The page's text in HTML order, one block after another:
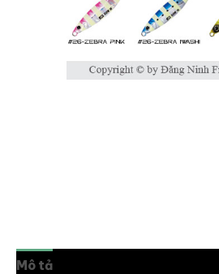
Mô tả